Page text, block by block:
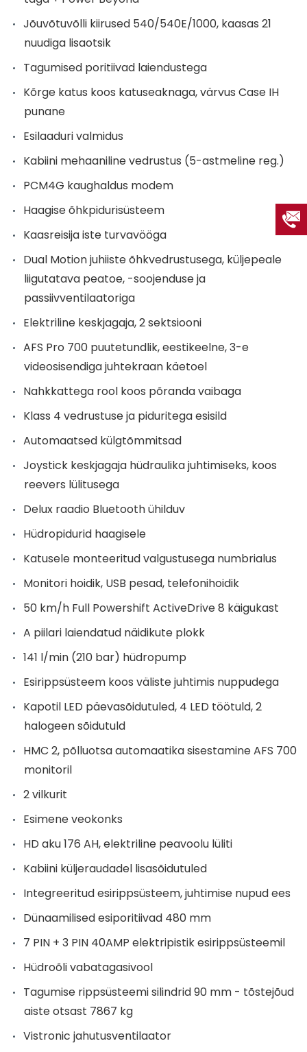
Jõuvõtuvõlli kiirused 540/540E/1000, kaasas 21
nuudiga lisaotsik
Tagumised poritiivad laiendustega
Kõrge katus koos katuseaknaga, värvus Case IH
punane
Esilaaduri valmidus
Kabiini mehaaniline vedrustus (5-astmeline reg.)
PCM4G kaughaldus modem
Haagise õhkpidurisüsteem
Kaasreisija iste turvavööga
Dual Motion juhiiste õhkvedrustusega, küljepeale
liigutatava peatoe, -soojenduse ja
passiivventilaatoriga
Elektriline keskjagaja, 2 sektsiooni
AFS Pro 700 puutetundlik, eestikeelne, 3-e
videosisendiga juhtekraan käetoel
Nahkkattega rool koos põranda vaibaga
Klass 4 vedrustuse ja piduritega esisild
Automaatsed külgtõmmitsad
Joystick keskjagaja hüdraulika juhtimiseks, koos
reevers lülitusega
Delux raadio Bluetooth ühilduv
Hüdropidurid haagisele
Katusele monteeritud valgustusega numbrialus
Monitori hoidik, USB pesad, telefonihoidik
50 km/h Full Powershift ActiveDrive 8 käigukast
A piilari laiendatud näidikute plokk
141 l/min (210 bar) hüdropump
Esirippsüsteem koos väliste juhtimis nuppudega
Kapotil LED päevasõidutuled, 4 LED töötuld, 2
halogeen sõidutuld
HMC 2, põlluotsa automaatika sisestamine AFS 700
monitoril
2 vilkurit
Esimene veokonks
HD aku 176 AH, elektriline peavoolu lüliti
Kabiini küljeraudadel lisasõidutuled
Integreeritud esirippsüsteem, juhtimise nupud ees
Dünaamilised esiporitiivad 480 mm
7 PIN + 3 PIN 40AMP elektripistik esirippsüsteemil
Hüdroõli vabatagasivool
Tagumise rippsüsteemi silindrid 90 mm - tõstejõud
aiste otsast 7867 kg
Vistronic jahutusventilaator